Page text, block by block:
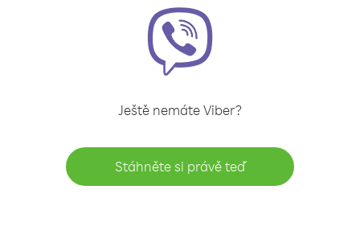
Ještě nemáte Viber?
Stáhněte si právě teď